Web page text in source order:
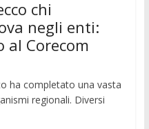
chi
negli enti:
al Corecom
ha completato una vasta
regionali. Diversi